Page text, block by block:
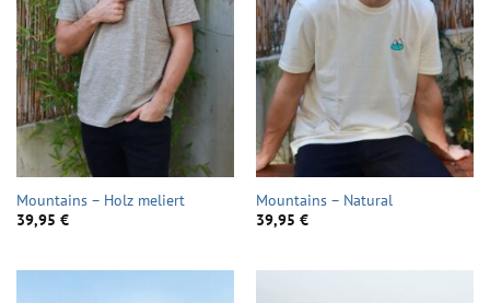
Mountains – Holz meliert
39,95 €
Mountains – Natural
39,95 €